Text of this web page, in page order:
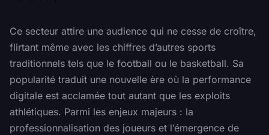
Ce secteur attire une audience qui ne cesse de croître,
flirtant même avec les chiffres d’autres sports
traditionnels tels que le football ou le basketball. Sa
popularité traduit une nouvelle ère où la performance
digitale est acclamée tout autant que les exploits
athlétiques. Parmi les enjeux majeurs : la
professionnalisation des joueurs et l’émergence de